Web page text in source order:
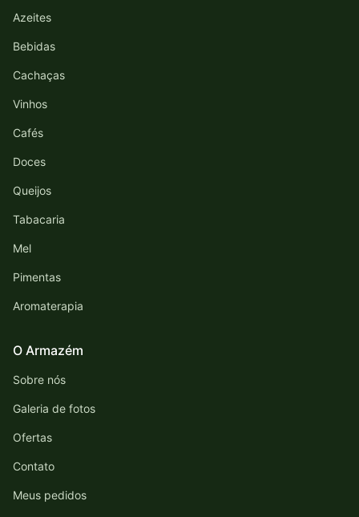
Azeites
Bebidas
Cachaças
Vinhos
Cafés
Doces
Queijos
Tabacaria
Mel
Pimentas
Aromaterapia
O Armazém
Sobre nós
Galeria de fotos
Ofertas
Contato
Meus pedidos